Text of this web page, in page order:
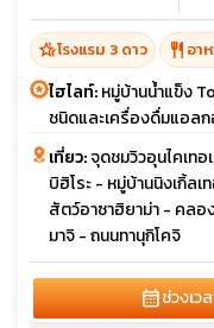
hotel_classโรงแรม 3 ดาว restaurant อา
ไฮไลท์:หมู่บ้านน้ำแข็ง
ชนิดและเครื่องดื่มแอล
เที่ยว:จุดชมวิวอุนไคเท
บิฮิโระ - หมู่บ้านนิงเกิ้ลเ
สัตว์อาซาฮิยาม่า - คล
มาจิ - ถนนทานุกิโคจิ
calendar_monthช่วงเว